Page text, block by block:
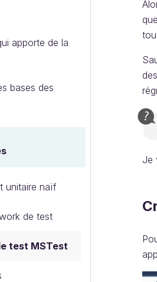
apporte de la
bases des
unitaire naïf
de test
test MSTest
Je